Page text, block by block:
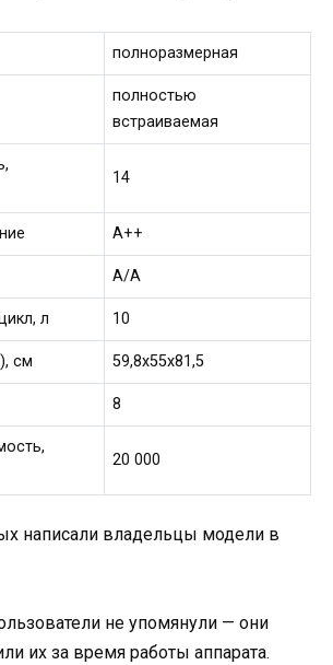
полноразмерная
полностью
встраиваемая
14
А++
А/А
л 10
см 59,8x55x81,5
8
20 000
написали владельцы модели в
не упомянули — они
их за время работы аппарата.